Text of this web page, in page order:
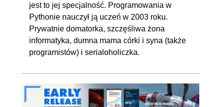
jest to jej specjalność. Programowania w
Pythonie nauczył ją uczeń w 2003 roku.
Prywatnie domatorka, szczęśliwa żona
informatyka, dumna mama córki i syna (także
programistów) i serialoholiczka.